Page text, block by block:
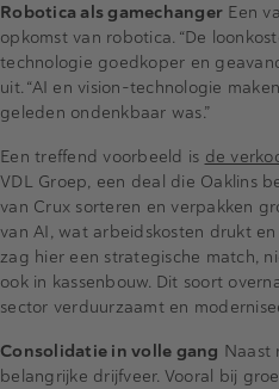
Robotica als gamechanger Een
opkomst van robotica. “De
technologie goedkoper en
uit. “AI en vision-technologie
geleden ondenkbaar was.”
Een treffend voorbeeld is de
VDL Groep, een deal die Oaklins
van Crux sorteren en verpakken
van AI, wat arbeidskosten drukt
zag hier een strategische match,
ook in kassenbouw. Dit soort
sector verduurzaamt en
Consolidatie in volle gang Naast
belangrijke drijfveer. Vooral bij